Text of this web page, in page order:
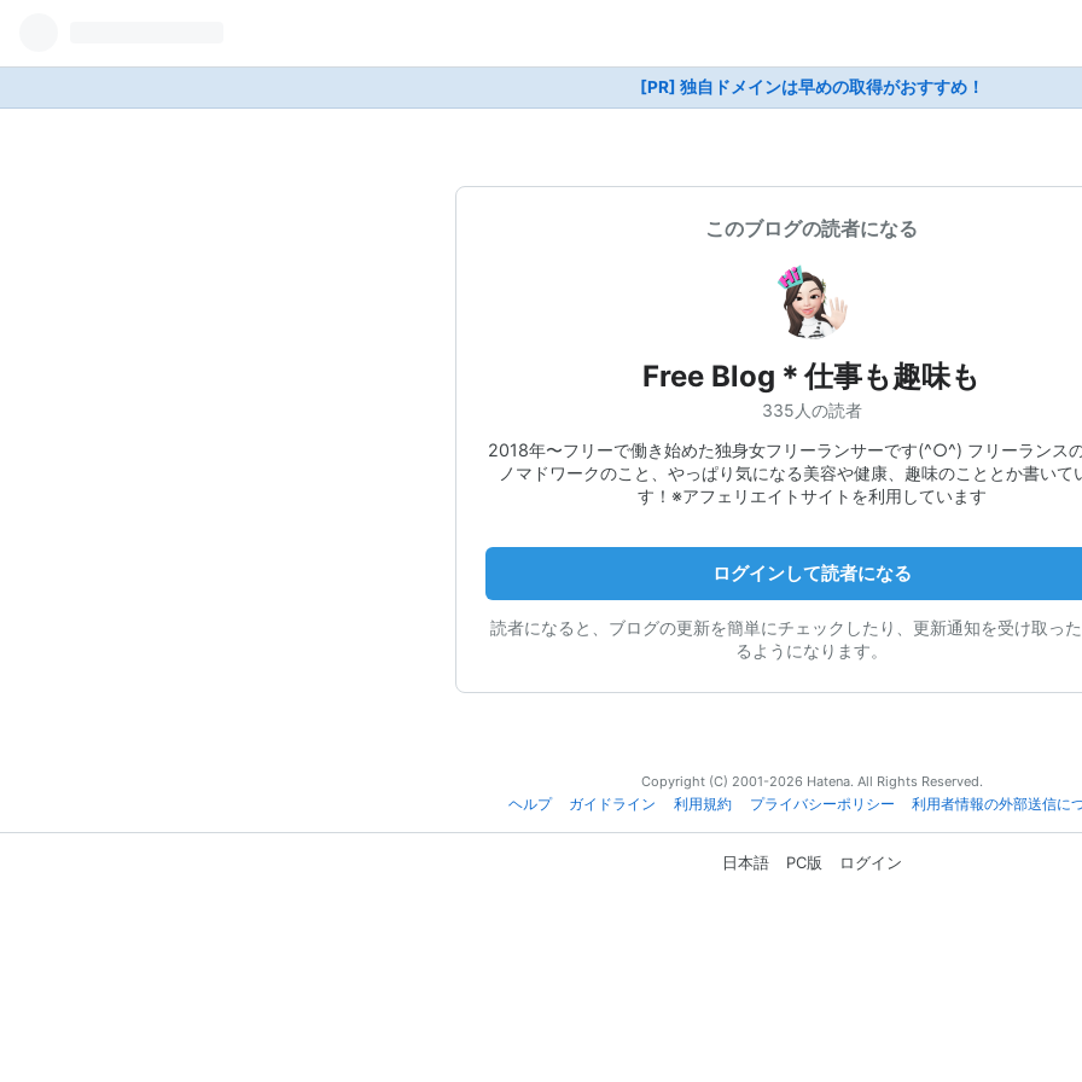
[PR] 独自ドメインは早めの取得がおすすめ！
このブログの読者になる
Free Blog＊仕事も趣味も
335人の読者
2018年〜フリーで働き始めた独身女フリーランサーです(^○^) フリーランスの
ノマドワークのこと、やっぱり気になる美容や健康、趣味のこととか書いて
す！※アフェリエイトサイトを利用しています
ログインして読者になる
読者になると、ブログの更新を簡単にチェックしたり、更新通知を受け取っ
るようになります。
Copyright (C) 2001-2026 Hatena. All Rights Reserved.
ヘルプ
ガイドライン 利用規約 プライバシーポリシー 利用者情報の外部送信に
日本語 PC版 ログイン